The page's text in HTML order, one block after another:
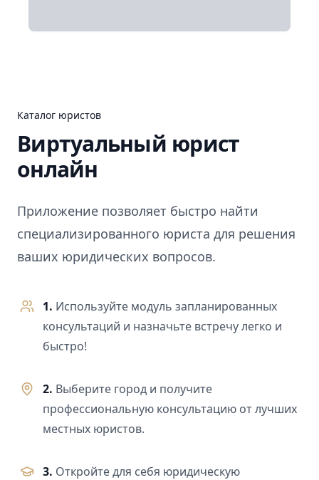
Каталог юристов
Виртуальный юрист
онлайн
Приложение позволяет быстро найти
специализированного юриста для решения
ваших юридических вопросов.
1. Используйте модуль запланированных
консультаций и назначьте встречу легко и
быстро!
2. Выберите город и получите
профессиональную консультацию от лучших
местных юристов.
3. Откройте для себя юридическую